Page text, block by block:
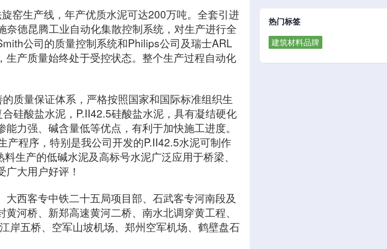
窑生产线，年产优质水泥可达200万吨。全套引进
德昆腾工业自动化集散控制系统，对生产进行全
公司的质量控制系统和Philips公司及瑞士ARL
产质量始终处于受控状态。整个生产过程自动化
质量保证体系，严格按照国家和国际标准组织生
硅酸盐水泥，P.II42.5硅酸盐水泥，具有凝结硬化
力强、碱含量低等优点，有利于加快施工进度。
程序，特别是我公司开发的P.II42.5水泥可制作
生产的低碱水泥及高标号水泥广泛应用于桥梁、
大用户好评！
西客专中铁二十五局项目部、石武客专河南段及
河桥、新郑高速黄河二桥、南水北调穿黄工程、
岸五桥、空军山坡机场、郑州空军机场、鹤壁盘石
热门标签
建筑材料品牌